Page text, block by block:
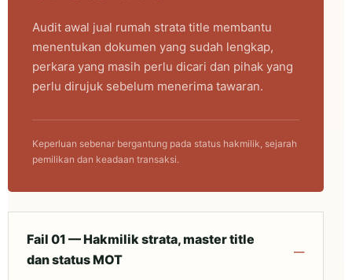
Audit awal jual rumah strata title membantu
menentukan dokumen yang sudah lengkap,
perkara yang masih perlu dicari dan pihak yang
perlu dirujuk sebelum menerima tawaran.
Keperluan sebenar bergantung pada status hakmilik, sejarah
pemilikan dan keadaan transaksi.
Fail 01 — Hakmilik strata, master title
dan status MOT